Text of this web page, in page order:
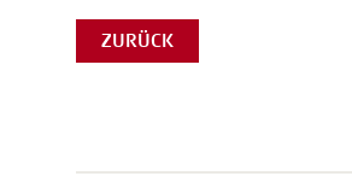
ZURÜCK